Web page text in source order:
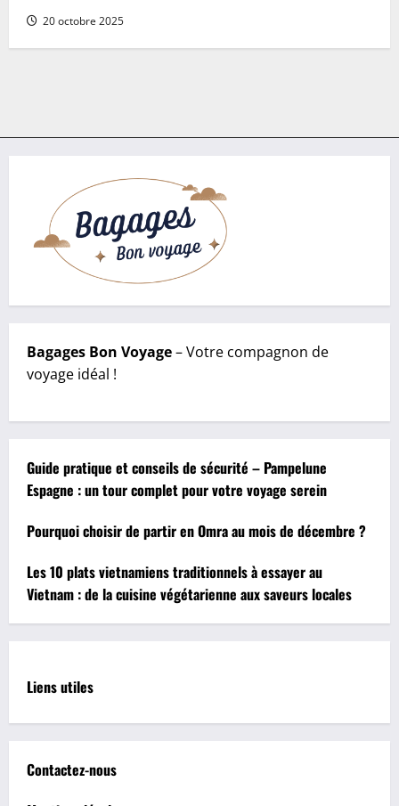
20 octobre 2025
Bagages Bon Voyage– Votre compagnon de
voyage idéal !
Guide pratique et conseils de sécurité – Pampelune
Espagne : un tour complet pour votre voyage serein
Pourquoi choisir de partir en Omra au mois de décembre ?
Les 10 plats vietnamiens traditionnels à essayer au
Vietnam : de la cuisine végétarienne aux saveurs locales
Liens utiles
Contactez-nous